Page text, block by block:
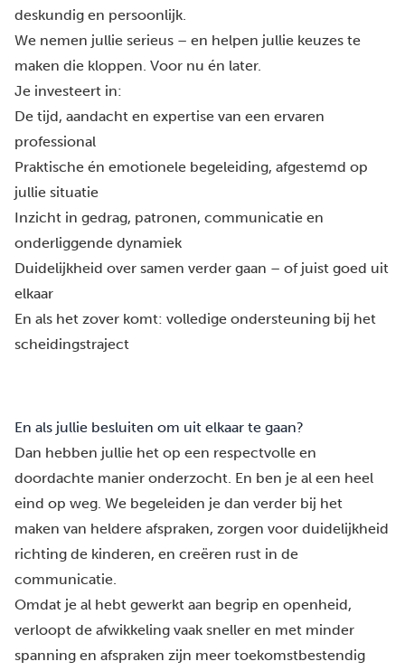
deskundig en persoonlijk.
We nemen jullie serieus – en helpen jullie keuzes te
maken die kloppen. Voor nu én later.
Je investeert in:
De tijd, aandacht en expertise van een ervaren
professional
Praktische én emotionele begeleiding, afgestemd op
jullie situatie
Inzicht in gedrag, patronen, communicatie en
onderliggende dynamiek
Duidelijkheid over samen verder gaan – of juist goed uit
elkaar
En als het zover komt: volledige ondersteuning bij het
scheidingstraject
En als jullie besluiten om uit elkaar te gaan?
Dan hebben jullie het op een respectvolle en
doordachte manier onderzocht. En ben je al een heel
eind op weg. We begeleiden je dan verder bij het
maken van heldere afspraken, zorgen voor duidelijkheid
richting de kinderen, en creëren rust in de
communicatie.
Omdat je al hebt gewerkt aan begrip en openheid,
verloopt de afwikkeling vaak sneller en met minder
spanning en afspraken zijn meer toekomstbestendig